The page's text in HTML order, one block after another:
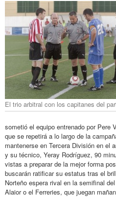
El trio arbitral con los capitanes del
sometió el equipo entrenado por Pere
que se repetirá a lo largo de la
mantenerse en Tercera División en el
y su técnico, Yeray Rodríguez, 90
vistas a preparar de la mejor forma
buscarán ratificar su estatus tras el
Norteño espera rival en la semifinal
Alaior o el Ferreries, que juegan